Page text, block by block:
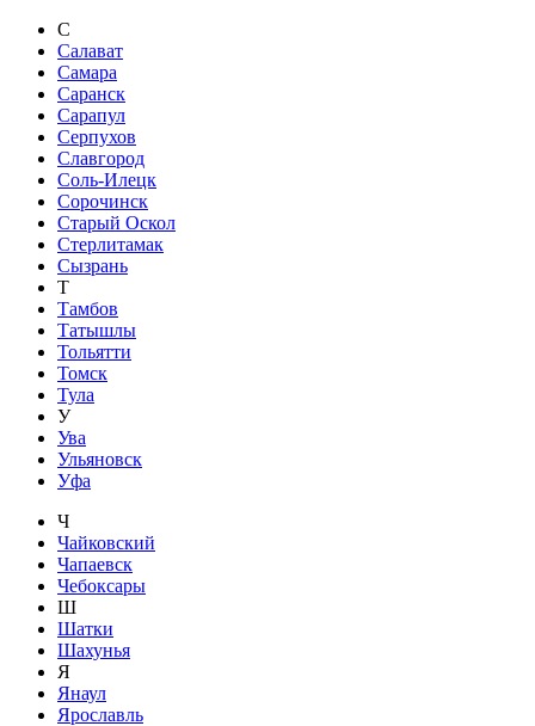
С
Салават
Самара
Саранск
Сарапул
Серпухов
Славгород
Соль-Илецк
Сорочинск
Старый Оскол
Стерлитамак
Сызрань
Т
Тамбов
Татышлы
Тольятти
Томск
Тула
У
Ува
Ульяновск
Уфа
Ч
Чайковский
Чапаевск
Чебоксары
Ш
Шатки
Шахунья
Я
Янаул
Ярославль